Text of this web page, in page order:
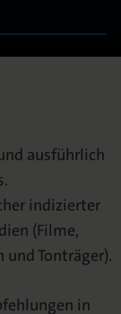
ausführlich
indizierter
(Filme,
Tonträger).
in